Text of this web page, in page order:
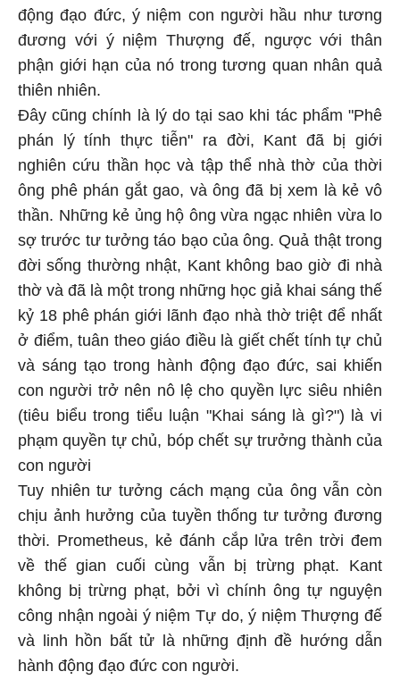
động đạo đức, ý niệm con người hầu như tương
đương với ý niệm Thượng đế, ngược với thân
phận giới hạn của nó trong tương quan nhân quả
thiên nhiên.
Đây cũng chính là lý do tại sao khi tác phẩm "Phê
phán lý tính thực tiễn" ra đời, Kant đã bị giới
nghiên cứu thần học và tập thể nhà thờ của thời
ông phê phán gắt gao, và ông đã bị xem là kẻ vô
thần. Những kẻ ủng hộ ông vừa ngạc nhiên vừa lo
sợ trước tư tưởng táo bạo của ông. Quả thật trong
đời sống thường nhật, Kant không bao giờ đi nhà
thờ và đã là một trong những học giả khai sáng thế
kỷ 18 phê phán giới lãnh đạo nhà thờ triệt để nhất
ở điểm, tuân theo giáo điều là giết chết tính tự chủ
và sáng tạo trong hành động đạo đức, sai khiến
con người trở nên nô lệ cho quyền lực siêu nhiên
(tiêu biểu trong tiểu luận "Khai sáng là gì?") là vi
phạm quyền tự chủ, bóp chết sự trưởng thành của
con người
Tuy nhiên tư tưởng cách mạng của ông vẫn còn
chịu ảnh hưởng của tuyền thống tư tưởng đương
thời. Prometheus, kẻ đánh cắp lửa trên trời đem
về thế gian cuối cùng vẫn bị trừng phạt. Kant
không bị trừng phạt, bởi vì chính ông tự nguyện
công nhận ngoài ý niệm Tự do, ý niệm Thượng đế
và linh hồn bất tử là những định đề hướng dẫn
hành động đạo đức con người.